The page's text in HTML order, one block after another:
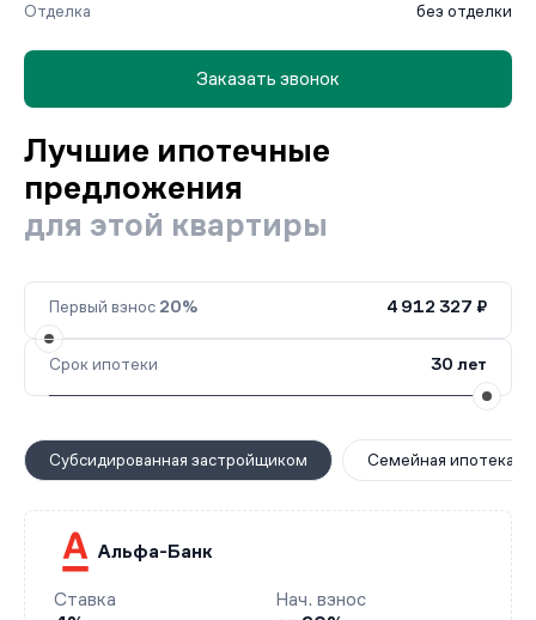
Отделка
без отделки
Заказать звонок
Лучшие ипотечные
предложения
для этой квартиры
Первый взнос 20% 4 912 327 ₽
Срок ипотеки 30 лет
Субсидированная застройщиком Семейная ипотека
Альфа-Банк
Ставка
Нач. взнос